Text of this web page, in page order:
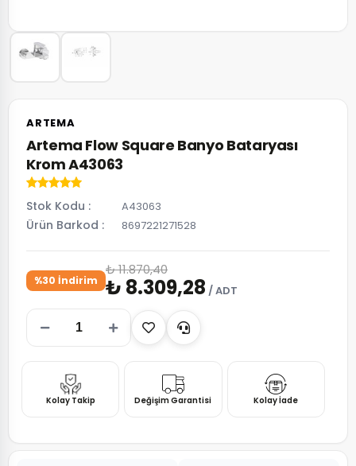
ARTEMA
Artema Flow Square Banyo Bataryası
Krom A43063
Stok Kodu A43063
Ürün Barkod 8697221271528
%30 İndirim
₺ 11.870,40
₺ 8.309,28 / ADT
Kolay Takip Değişim Garantisi Kolay İade